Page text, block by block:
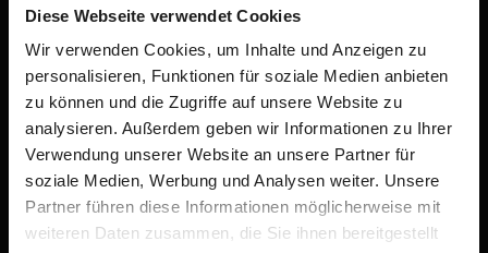
Diese Webseite verwendet Cookies
Wir verwenden Cookies, um Inhalte und Anzeigen zu
personalisieren, Funktionen für soziale Medien anbieten
zu können und die Zugriffe auf unsere Website zu
analysieren. Außerdem geben wir Informationen zu Ihrer
Verwendung unserer Website an unsere Partner für
soziale Medien, Werbung und Analysen weiter. Unsere
Partner führen diese Informationen möglicherweise mit
weiteren Daten zusammen, die Sie ihnen bereitgestellt
Drittparteien sind.
Name Anbieter Zweck
Maximale
Speicherdauer
__Secu
re-
ROLLO
UT_TO
YouTub
e
Wird
verwendet,
um die
Interaktion
180
Tage